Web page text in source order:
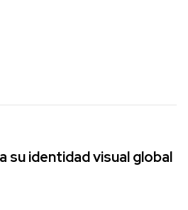
su identidad visual global